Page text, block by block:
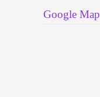
Google Map